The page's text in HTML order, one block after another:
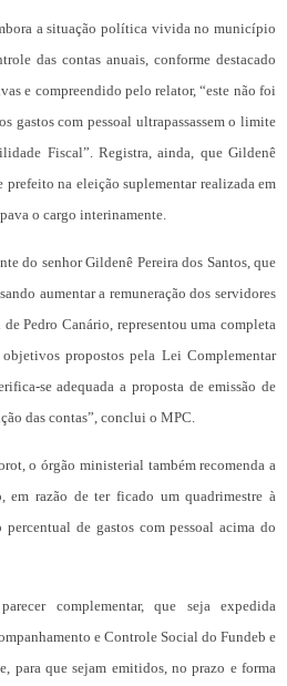
a situação política vivida no município
das contas anuais, conforme destacado
e compreendido pelo relator, “este não foi
gastos com pessoal ultrapassassem o limite
Fiscal”. Registra, ainda, que Gildenê
prefeito na eleição suplementar realizada em
o cargo interinamente.
do senhor Gildenê Pereira dos Santos, que
aumentar a remuneração dos servidores
Pedro Canário, representou uma completa
objetivos propostos pela Lei Complementar
se adequada a proposta de emissão de
das contas”, conclui o MPC.
o órgão ministerial também recomenda a
em razão de ter ficado um quadrimestre à
de gastos com pessoal acima do
complementar, que seja expedida
e Controle Social do Fundeb e
para que sejam emitidos, no prazo e forma